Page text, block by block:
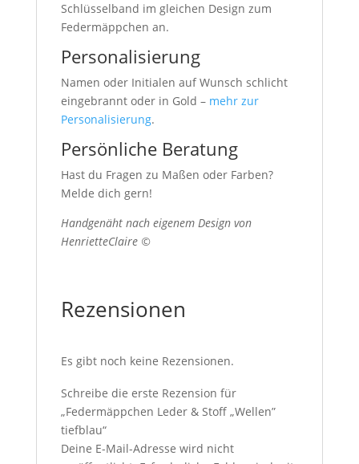
Schlüsselband im gleichen Design zum
Federmäppchen an.
Personalisierung
Namen oder Initialen auf Wunsch schlicht
eingebrannt oder in Gold – mehr zur
Personalisierung.
Persönliche Beratung
Hast du Fragen zu Maßen oder Farben?
Melde dich gern!
Handgenäht nach eigenem Design von
HenrietteClaire ©
Rezensionen
Es gibt noch keine Rezensionen.
Schreibe die erste Rezension für
„Federmäppchen Leder & Stoff „Wellen”
tiefblau“
Deine E-Mail-Adresse wird nicht